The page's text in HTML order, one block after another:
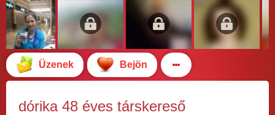
Üzenek Bejön
dórika 48 éves társkereső